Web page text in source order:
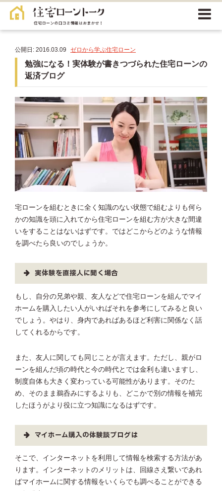
公開日: 2016.03.09 ゼロから学ぶ住宅ローン
勉強になる！実体験が書きつづられた住宅ローンの
返済ブログ
宅ローンを組むときに全く知識のない状態で組むよりも何ら
かの知識を頭に入れてから住宅ローンを組む方が大きな間違
いをすることはないはずです。ではどこからどのような情報
を調べたら良いのでしょうか。
実体験を直接人に聞く場合
もし、自分の兄弟や親、友人などで住宅ローンを組んでマイ
ホームを購入したい人がいればそれを参考にしてみると良い
でしょう。やはり、身内であればあるほど利害に関係なく話
してくれるからです。
また、友人に関しても同じことが言えます。ただし、親がロ
ーンを組んだ頃の時代と今の時代とでは金利も違いますし、
制度自体も大きく変わっている可能性があります。そのた
め、そのまま鵜呑みにするよりも、どこかで別の情報を補完
したほうがより役に立つ知識になるはずです。
マイホーム購入の体験談ブログは
そこで、インターネットを利用して情報を検索する方法があ
ります。インターネットのメリットは、回線さえ繋いであれ
ばマイホームに関する情報をいくらでも調べることができる